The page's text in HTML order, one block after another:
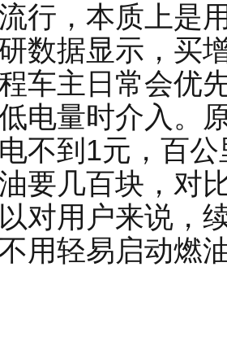
行，本质上是
数据显示，买
车主日常会优
电量时介入。
不到1元，百
要几百块，对
对用户来说，
用轻易启动燃